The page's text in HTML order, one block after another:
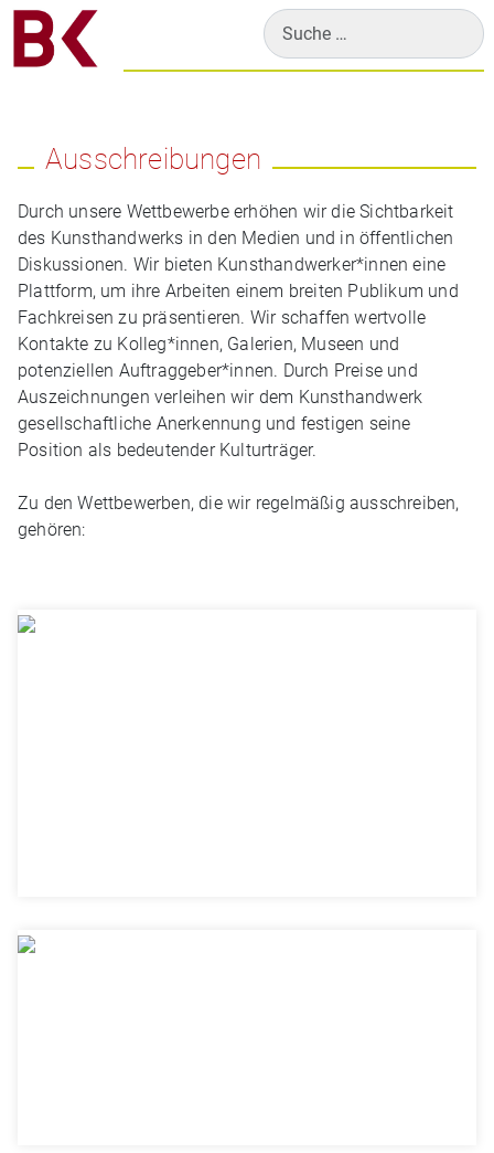
Suchen
Ausschreibungen
Durch unsere Wettbewerbe erhöhen wir die Sichtbarkeit
des Kunsthandwerks in den Medien und in öffentlichen
Diskussionen. Wir bieten Kunsthandwerker*innen eine
Plattform, um ihre Arbeiten einem breiten Publikum und
Fachkreisen zu präsentieren. Wir schaffen wertvolle
Kontakte zu Kolleg*innen, Galerien, Museen und
potenziellen Auftraggeber*innen. Durch Preise und
Auszeichnungen verleihen wir dem Kunsthandwerk
gesellschaftliche Anerkennung und festigen seine
Position als bedeutender Kulturträger.
Zu den Wettbewerben, die wir regelmäßig ausschreiben,
gehören: